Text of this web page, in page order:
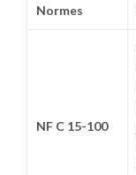
Normes
NF C 15-100